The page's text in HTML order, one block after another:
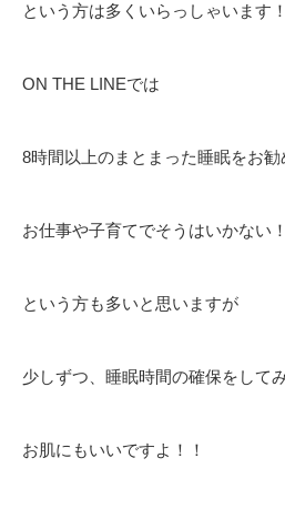
という方は多くいらっしゃいます
ON THE LINEでは
8時間以上のまとまった睡眠をお勧
お仕事や子育てでそうはいかない！
という方も多いと思いますが
少しずつ、睡眠時間の確保をして
お肌にもいいですよ！！